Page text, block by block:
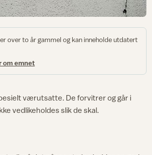
over to år gammel og kan inneholde utdatert
om emnet
værutsatte. De forvitrer og går i
vedlikeholdes slik de skal.